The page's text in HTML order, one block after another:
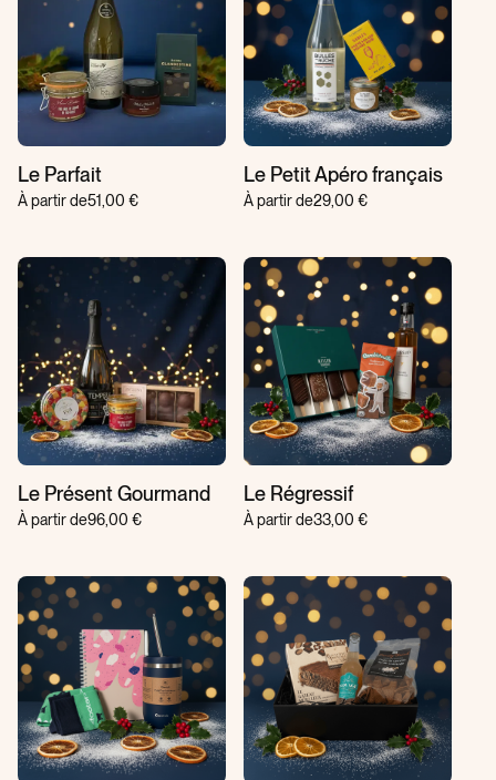
Le Parfait
À partir de51,00 €
Le Petit Apéro français
À partir de29,00 €
Le Présent Gourmand
À partir de96,00 €
Le Régressif
À partir de33,00 €